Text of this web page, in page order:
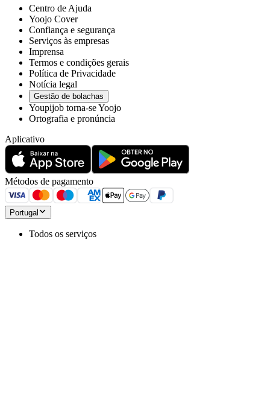
Centro de Ajuda
Yoojo Cover
Confiança e segurança
Serviços às empresas
Imprensa
Termos e condições gerais
Política de Privacidade
Notícia legal
Gestão de bolachas
Youpijob torna-se Yoojo
Ortografia e pronúncia
Aplicativo
Métodos de pagamento
Portugal
Todos os serviços